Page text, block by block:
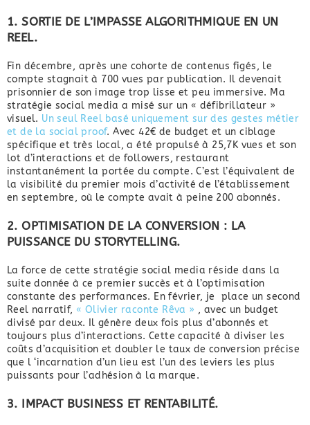
1. SORTIE DE L’IMPASSE ALGORITHMIQUE EN UN
REEL.
Fin décembre, après une cohorte de contenus figés, le
compte stagnait à 700 vues par publication. Il devenait
prisonnier de son image trop lisse et peu immersive. Ma
stratégie social media a misé sur un « défibrillateur »
visuel. Un seul Reel basé uniquement sur des gestes métier
et de la social proof. Avec 42€ de budget et un ciblage
spécifique et très local, a été propulsé à 25,7K vues et son
lot d’interactions et de followers, restaurant
instantanément la portée du compte. C’est l’équivalent de
la visibilité du premier mois d’activité de l’établissement
en septembre, où le compte avait à peine 200 abonnés.
2. OPTIMISATION DE LA CONVERSION : LA
PUISSANCE DU STORYTELLING.
La force de cette stratégie social media réside dans la
suite donnée à ce premier succès et à l’optimisation
constante des performances. En février, je place un second
Reel narratif, « Olivier raconte Rêva » , avec un budget
divisé par deux. Il génère deux fois plus d’abonnés et
toujours plus d’interactions. Cette capacité à diviser les
coûts d’acquisition et doubler le taux de conversion précise
que l ‘incarnation d’un lieu est l’un des leviers les plus
puissants pour l’adhésion à la marque.
3. IMPACT BUSINESS ET RENTABILITÉ.